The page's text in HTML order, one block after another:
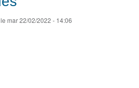
le mar 22/02/2022 - 14:06